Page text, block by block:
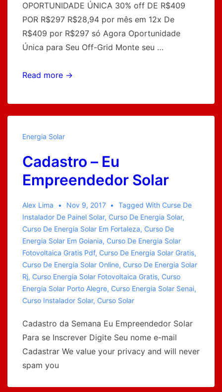
OPORTUNIDADE ÚNICA 30% off DE R$409
POR R$297 R$28,94 por mês em 12x De
R$409 por R$297 só Agora Oportunidade
Única para Seu Off-Grid Monte seu …
Curso
Solar
Grátis
da
String
box
CA
Read more →
Energia Solar
Cadastro – Eu
Empreendedor Solar
Alex Lima Nov 9, 2017 Tagged With Curse De
Instalador De Painel Solar, Curso De Energia Solar,
Curso De Energia Solar Em Fortaleza, Curso De
Energia Solar Em Goiania, Curso De Energia Solar
Fotovoltaica Gratis Pdf, Curso De Energia Solar Gratis,
Curso De Energia Solar Online, Curso De Energia Solar
Rj, Curso Energia Solar Fotovoltaica Gratis, Curso
Energia Solar Porto Alegre, Curso Energia Solar Senai,
Curso Instalador Solar, Curso Solar
Cadastro da Semana Eu Empreendedor Solar
Para se Inscrever Digite Seu nome e-mail
Cadastrar We value your privacy and will never
spam you